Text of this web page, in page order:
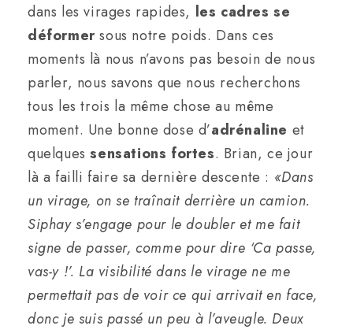
dans les virages rapides, les cadres se
déformersous notre poids. Dans ces
moments là nous n’avons pas besoin de nous
parler, nous savons que nous recherchons
tous les trois la même chose au même
moment. Une bonne dose d’adrénaline et
quelquessensations fortes. Brian, ce jour
là a failli faire sa dernière descente : «Dans
un virage, on se traînait derrière un camion.
Siphay s’engage pour le doubler et me fait
signe de passer, comme pour dire ‘Ca passe,
vas-y !’. La visibilité dans le virage ne me
permettait pas de voir ce qui arrivait en face,
donc je suis passé un peu à l’aveugle. Deux